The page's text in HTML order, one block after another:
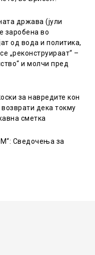
држава (јули
заробена во
од вода и политика,
„реконструираат“ –
и молчи пред
за навредите кон
дека токму
сметка
Сведочења за